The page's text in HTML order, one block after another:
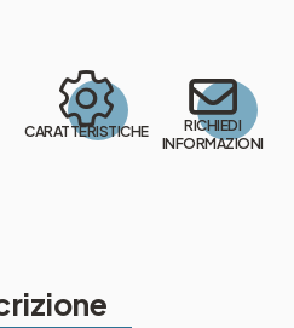
CARATTERISTICHE
RICHIEDI
INFORMAZIONI